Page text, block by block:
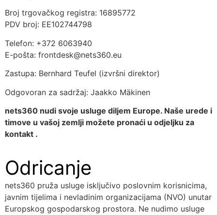
Broj trgovačkog registra: 16895772
PDV broj: EE102744798
Telefon: +372 6063940
E-pošta: frontdesk@nets360.eu
Zastupa: Bernhard Teufel (izvršni direktor)
Odgovoran za sadržaj: Jaakko Mäkinen
nets360 nudi svoje usluge diljem Europe. Naše urede i
timove u vašoj zemlji možete pronaći u odjeljku za
kontakt .
Odricanje
nets360 pruža usluge isključivo poslovnim korisnicima,
javnim tijelima i nevladinim organizacijama (NVO) unutar
Europskog gospodarskog prostora. Ne nudimo usluge